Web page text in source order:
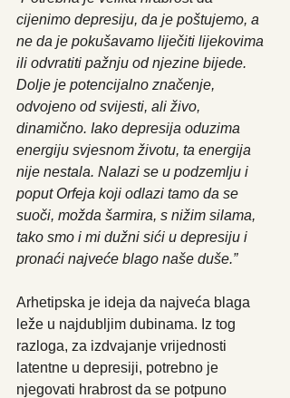
cijenimo depresiju, da je poštujemo, a
ne da je pokušavamo liječiti lijekovima
ili odvratiti pažnju od njezine bijede.
Dolje je potencijalno značenje,
odvojeno od svijesti, ali živo,
dinamično. Iako depresija oduzima
energiju svjesnom životu, ta energija
nije nestala. Nalazi se u podzemlju i
poput Orfeja koji odlazi tamo da se
suoči, možda šarmira, s nižim silama,
tako smo i mi dužni sići u depresiju i
pronaći najveće blago naše duše.”
Arhetipska je ideja da najveća blaga
leže u najdubljim dubinama. Iz tog
razloga, za izdvajanje vrijednosti
latentne u depresiji, potrebno je
njegovati hrabrost da se potpuno